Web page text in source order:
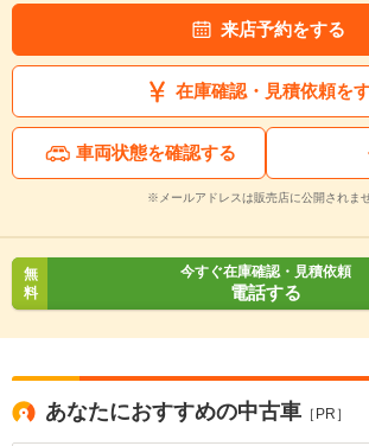
来店予約をする
在庫確認・見積依頼を
車両状態を確認する
※メールアドレスは販売店に公開されま
無
料
今すぐ在庫確認・見積依頼
電話する
あなたにおすすめの中古車 ［PR］